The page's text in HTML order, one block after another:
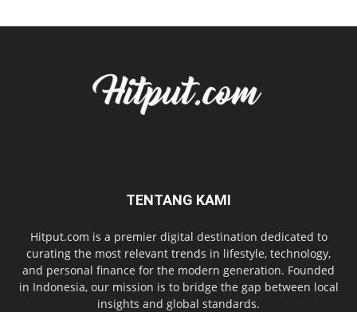
TENTANG KAMI
Hitput.com is a premier digital destination dedicated to
curating the most relevant trends in lifestyle, technology,
and personal finance for the modern generation. Founded
in Indonesia, our mission is to bridge the gap between local
insights and global standards.